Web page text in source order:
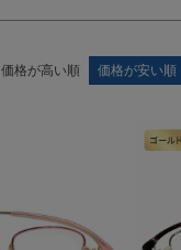
価格が高い順 価格が安い順